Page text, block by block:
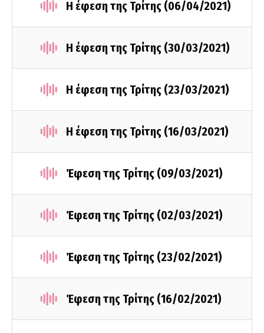
Η έφεση της Τρίτης (06/04/2021)
Η έφεση της Τρίτης (30/03/2021)
Η έφεση της Τρίτης (23/03/2021)
Η έφεση της Τρίτης (16/03/2021)
Έφεση της Τρίτης (09/03/2021)
Έφεση της Τρίτης (02/03/2021)
Έφεση της Τρίτης (23/02/2021)
Έφεση της Τρίτης (16/02/2021)